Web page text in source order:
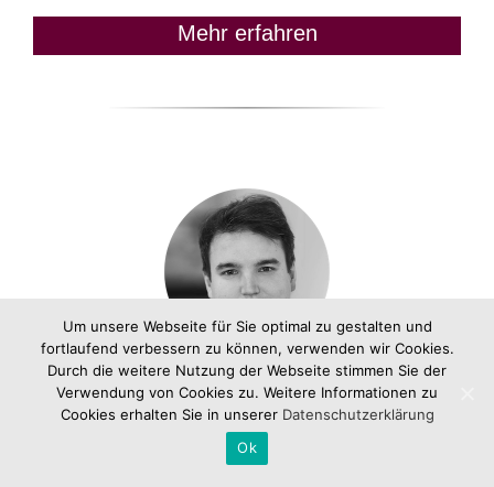
Mehr erfahren
Hi, ich bin Tim.
Nach dem BWL-Studium musste ich im Job als
Um unsere Webseite für Sie optimal zu gestalten und
fortlaufend verbessern zu können, verwenden wir Cookies.
Durch die weitere Nutzung der Webseite stimmen Sie der
Verwendung von Cookies zu. Weitere Informationen zu
Cookies erhalten Sie in unserer Datenschutzerklärung
Ok